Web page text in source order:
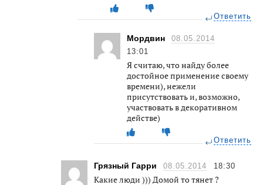
Ответить
Мордвин
08.05.2014
13:01
Я считаю, что найду более
достойное применение своему
времени), нежели
присутствовать и, возможно,
участвовать в декоративном
действе)
Ответить
Грязный Гарри 08.05.2014 18:30
Какие люди ))) Домой то тянет ?